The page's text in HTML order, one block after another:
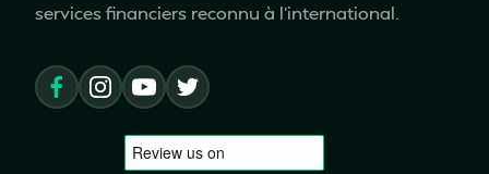
services financiers reconnu à l'international.